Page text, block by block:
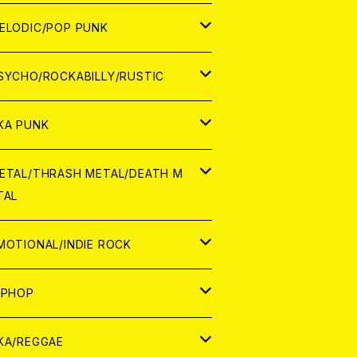
ログ
ログ
POP PUNK
ROCKABILLY/RUSTIC
PUNK
THRASH METAL/DEATH M
INDIE ROCK
REGGAE